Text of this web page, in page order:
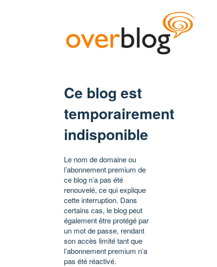
Ce blog est
temporairement
indisponible
Le nom de domaine ou
l’abonnement premium de
ce blog n’a pas été
renouvelé, ce qui explique
cette interruption. Dans
certains cas, le blog peut
également être protégé par
un mot de passe, rendant
son accès limité tant que
l’abonnement premium n’a
pas été réactivé.